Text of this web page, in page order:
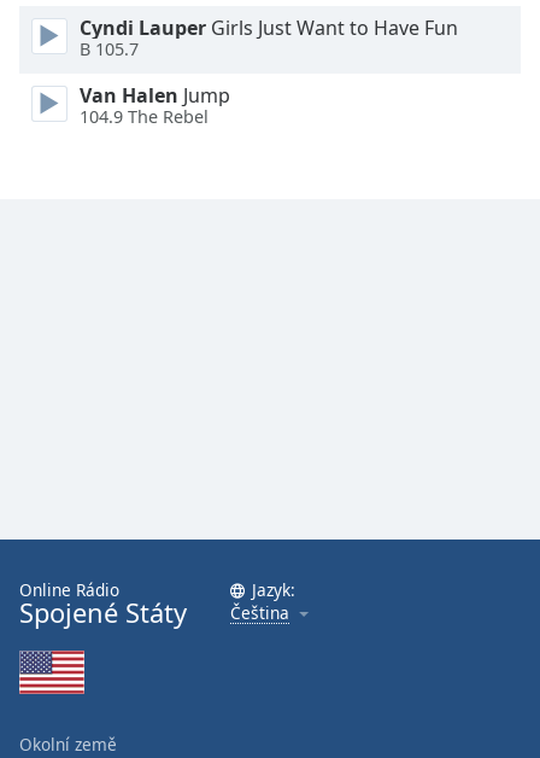
Dialog
End
dialog
window.
Cyndi Lauper Girls Just Want to Have Fun
B 105.7
Van Halen Jump
104.9 The Rebel
Online Rádio
Spojené Státy
Jazyk:
Čeština
Okolní země